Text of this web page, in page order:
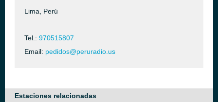
Lima, Perú
Tel.: 970515807
Email: pedidos@peruradio.us
Estaciones relacionadas